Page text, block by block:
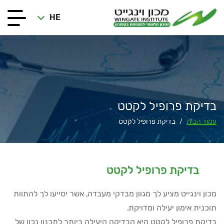
HE
בדיקת פרופיל לקטט
עמוד הבית / בדיקת פרופיל לקטט
בדיקת פרופיל לקטט
מכון וינגייט מציע לך מגוון מבדקי מעבדה, אשר יסייעו לך להתוות
תוכנית אימון יעילה ומדויקת.
בדיקת פרופיל לקטט היא הבדיקה היעילה ביותר לתכנון נכון של